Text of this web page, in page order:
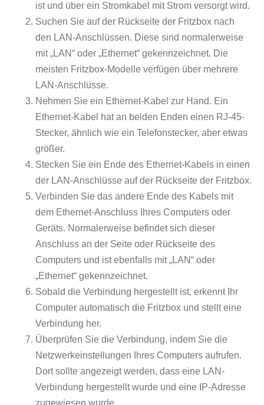
ist und über ein Stromkabel mit Strom versorgt wird.
Suchen Sie auf der Rückseite der Fritzbox nach
den LAN-Anschlüssen. Diese sind normalerweise
mit „LAN“ oder „Ethernet“ gekennzeichnet. Die
meisten Fritzbox-Modelle verfügen über mehrere
LAN-Anschlüsse.
Nehmen Sie ein Ethernet-Kabel zur Hand. Ein
Ethernet-Kabel hat an beiden Enden einen RJ-45-
Stecker, ähnlich wie ein Telefonstecker, aber etwas
größer.
Stecken Sie ein Ende des Ethernet-Kabels in einen
der LAN-Anschlüsse auf der Rückseite der Fritzbox.
Verbinden Sie das andere Ende des Kabels mit
dem Ethernet-Anschluss Ihres Computers oder
Geräts. Normalerweise befindet sich dieser
Anschluss an der Seite oder Rückseite des
Computers und ist ebenfalls mit „LAN“ oder
„Ethernet“ gekennzeichnet.
Sobald die Verbindung hergestellt ist, erkennt Ihr
Computer automatisch die Fritzbox und stellt eine
Verbindung her.
Überprüfen Sie die Verbindung, indem Sie die
Netzwerkeinstellungen Ihres Computers aufrufen.
Dort sollte angezeigt werden, dass eine LAN-
Verbindung hergestellt wurde und eine IP-Adresse